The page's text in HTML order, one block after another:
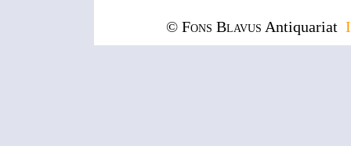
© Fons Blavus Antiquariat